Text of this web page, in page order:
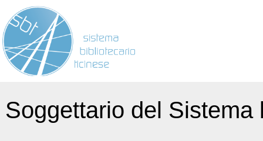
Soggettario del